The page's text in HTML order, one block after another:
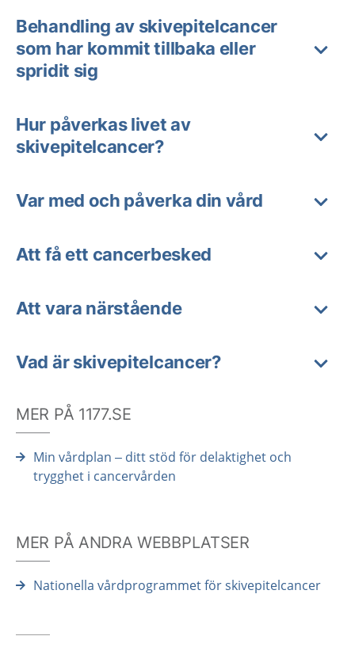
Behandling av skivepitelcancer
som har kommit tillbaka eller
spridit sig
Hur påverkas livet av
skivepitelcancer?
Var med och påverka din vård
Att få ett cancerbesked
Att vara närstående
Vad är skivepitelcancer?
MER PÅ 1177.SE
Min vårdplan – ditt stöd för delaktighet och
trygghet i cancervården
MER PÅ ANDRA WEBBPLATSER
Nationella vårdprogrammet för skivepitelcancer